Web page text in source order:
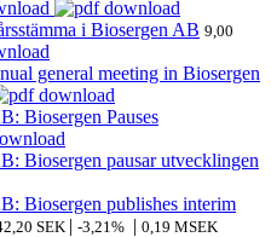
i Biosergen AB 9,00
general meeting in Biosergen
Biosergen Pauses
Biosergen pausar utvecklingen
Biosergen publishes interim
SEK | -3,21% | 0,19 MSEK